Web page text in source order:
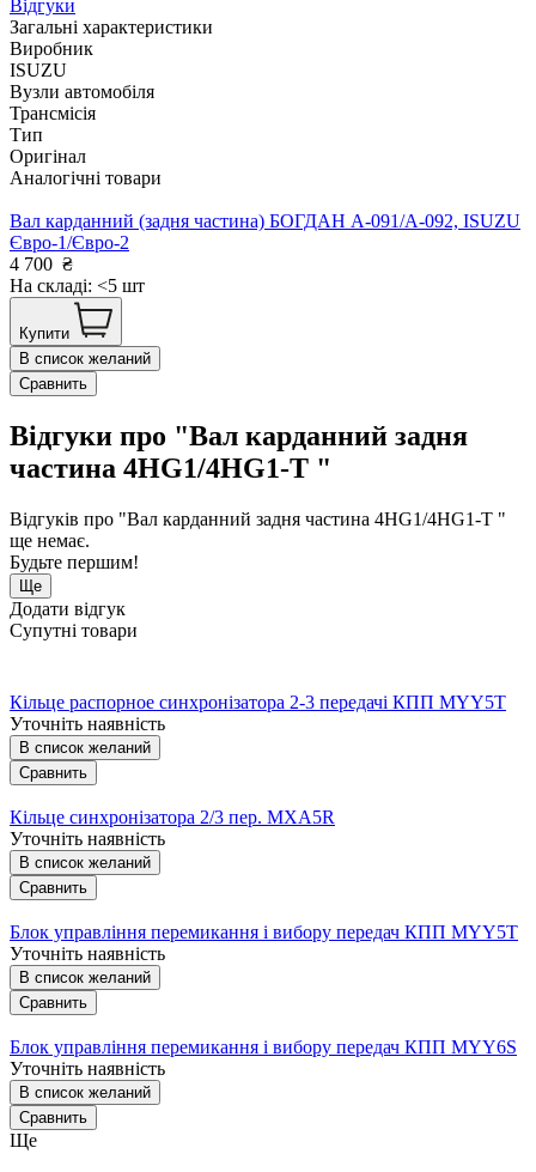
Відгуки
Загальні характеристики
Виробник
ISUZU
Вузли автомобіля
Трансмісія
Тип
Оригінал
Аналогічні товари
Вал карданний (задня частина) БОГДАН А-091/А-092, ISUZU
Євро-1/Євро-2
4 700 ₴
На складі: <5 шт
Купити
В список желаний
Сравнить
Відгуки про "Вал карданний задня
частина 4HG1/4НG1-T "
Відгуків про "Вал карданний задня частина 4HG1/4НG1-T "
ще немає.
Будьте першим!
Ще
Додати відгук
Супутні товари
Кільце распорное синхронізатора 2-3 передачі КПП MYY5T
Уточніть наявність
В список желаний
Сравнить
Кільце синхронізатора 2/3 пер. MXA5R
Уточніть наявність
В список желаний
Сравнить
Блок управління перемикання і вибору передач КПП MYY5T
Уточніть наявність
В список желаний
Сравнить
Блок управління перемикання і вибору передач КПП MYY6S
Уточніть наявність
В список желаний
Сравнить
Ще